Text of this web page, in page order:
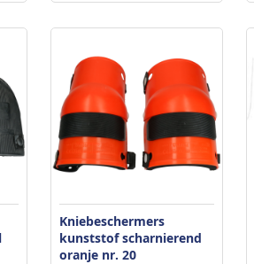
Kniebeschermers
kunststof scharnierend
oranje nr. 20